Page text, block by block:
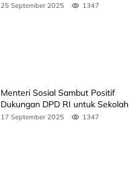
Beras
25 September 2025 1347
Menteri Sosial Sambut Positif
Dukungan DPD RI untuk Sekolah
Rakyat
17 September 2025 1347